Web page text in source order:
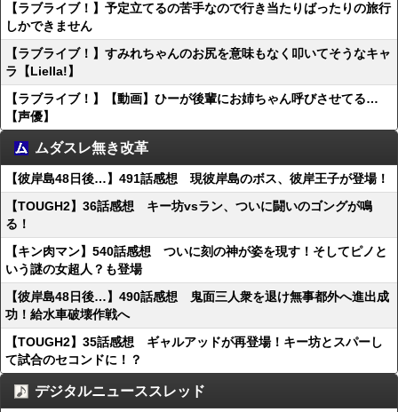
【ラブライブ！】予定立てるの苦手なので行き当たりばったりの旅行
しかできません
【ラブライブ！】すみれちゃんのお尻を意味もなく叩いてそうなキャ
ラ【Liella!】
【ラブライブ！】【動画】ひーが後輩にお姉ちゃん呼びさせてる…
【声優】
ムダスレ無き改革
【彼岸島48日後…】491話感想 現彼岸島のボス、彼岸王子が登場！
【TOUGH2】36話感想 キー坊vsラン、ついに闘いのゴングが鳴
る！
【キン肉マン】540話感想 ついに刻の神が姿を現す！そしてピノと
いう謎の女超人？も登場
【彼岸島48日後…】490話感想 鬼面三人衆を退け無事都外へ進出成
功！給水車破壊作戦へ
【TOUGH2】35話感想 ギャルアッドが再登場！キー坊とスパーし
て試合のセコンドに！？
デジタルニューススレッド